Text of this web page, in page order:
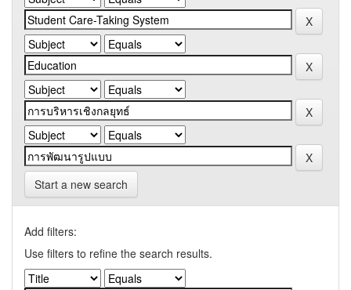
Start a new search
Add filters:
Use filters to refine the search results.